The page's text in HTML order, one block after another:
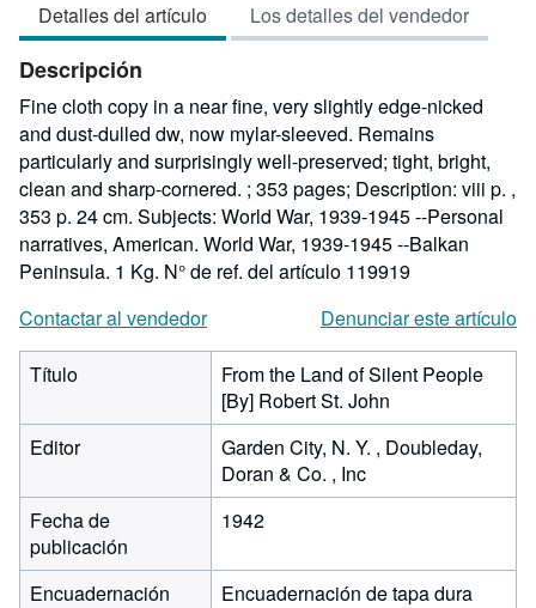
de
5
Detalles del artículo Los detalles del vendedor
Descripción
Fine cloth copy in a near fine, very slightly edge-nicked
and dust-dulled dw, now mylar-sleeved. Remains
particularly and surprisingly well-preserved; tight, bright,
clean and sharp-cornered. ; 353 pages; Description: viii p. ,
353 p. 24 cm. Subjects: World War, 1939-1945 --Personal
narratives, American. World War, 1939-1945 --Balkan
Peninsula. 1 Kg. N° de ref. del artículo 119919
Contactar al vendedor
Denunciar este artículo
Título
From the Land of Silent People
[By] Robert St. John
Editor
Garden City, N. Y. , Doubleday,
Doran & Co. , Inc
Fecha de
publicación
1942
Encuadernación
Encuadernación de tapa dura